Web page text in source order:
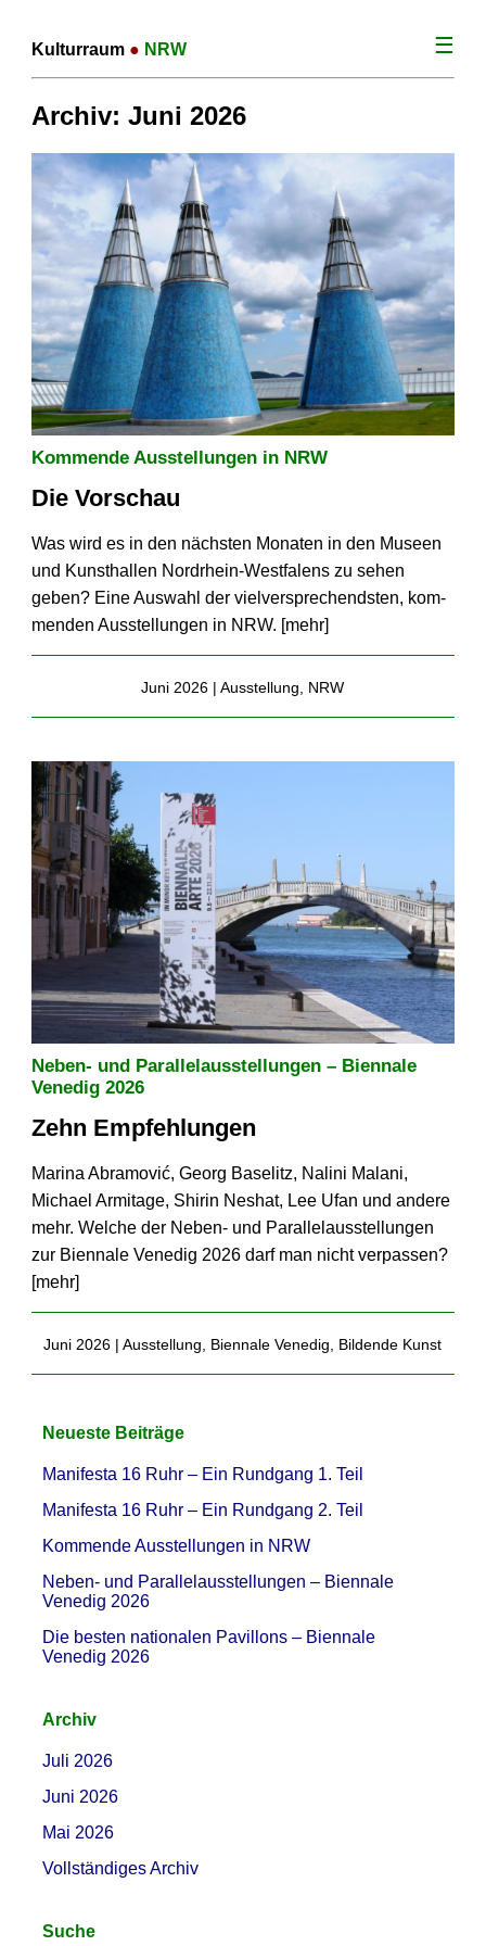
Kulturraum ● NRW ☰
Archiv: Juni 2026
Kommende Ausstellungen in NRW
Die Vorschau
Was wird es in den nächsten Monaten in den Museen
und Kunst­hallen Nord­rhein-West­falens zu sehen
geben? Eine Auswahl der viel­ver­sprechendsten, kom­
menden Aus­stel­lungen in NRW. [mehr]
Juni 2026 |Ausstellung NRW
Neben- und Parallelausstellungen – Biennale
Venedig 2026
Zehn Empfehlungen
Marina Abramović, Georg Baselitz, Nalini Malani,
Michael Armitage, Shirin Neshat, Lee Ufan und andere
mehr. Welche der Neben- und Parallelausstellungen
zur Biennale Venedig 2026 darf man nicht verpassen?
[mehr]
Juni 2026 |Ausstellung Biennale Venedig Bildende Kunst
Neueste Beiträge
Manifesta 16 Ruhr – Ein Rundgang 1. Teil
Manifesta 16 Ruhr – Ein Rundgang 2. Teil
Kommende Ausstellungen in NRW
Neben- und Parallelausstellungen – Biennale
Venedig 2026
Die besten nationalen Pavillons – Biennale
Venedig 2026
Archiv
Juli 2026
Juni 2026
Mai 2026
Vollständiges Archiv
Suche